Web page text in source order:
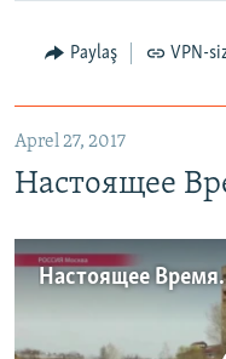
Paylaş VPN-
Aprel 27, 2017
Настоящее
Настоящее Время.